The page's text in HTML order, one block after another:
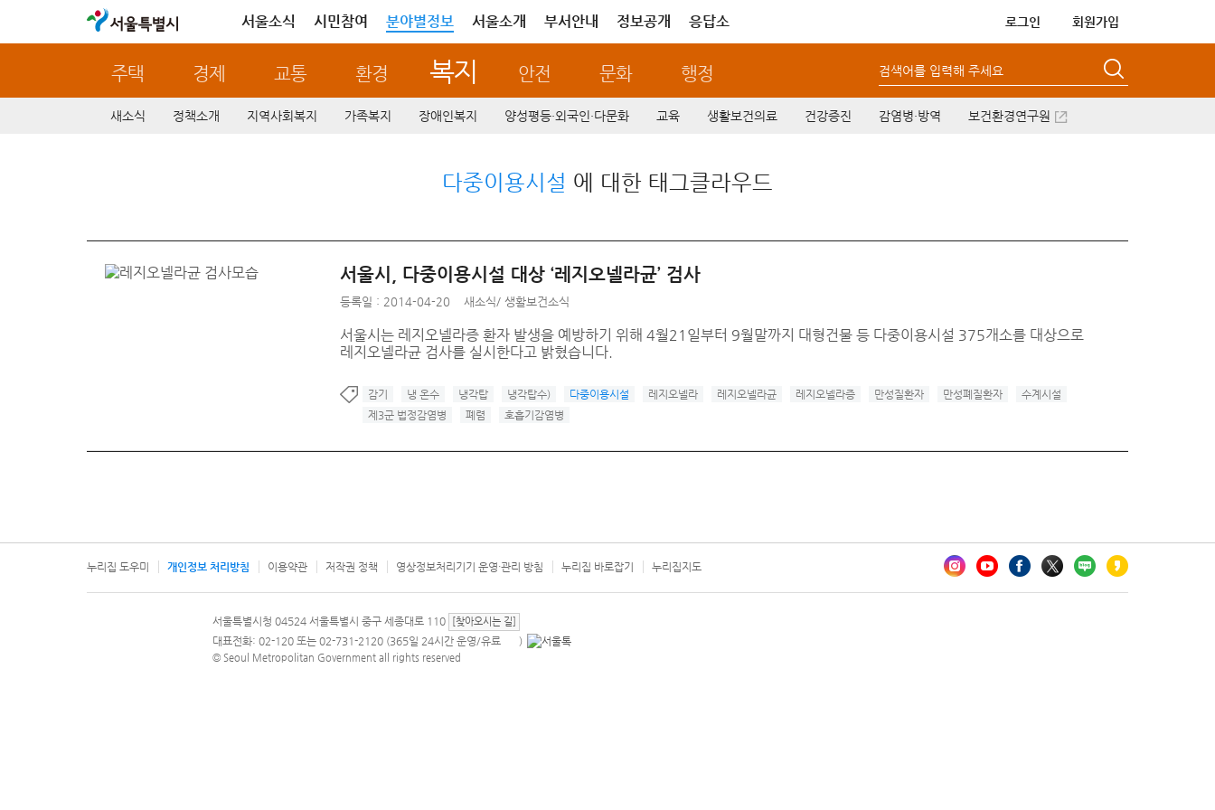
서울특별시 서울소식 시민참여 분야별정보 서울소개 부서안내 정보공개 응답소 로그인 회원가입
주택 경제 교통 환경 복지 안전 문화 행정 검색어를 입력해 주세요
새소식 정책소개 지역사회복지 가족복지 장애인복지 양성평등·외국인·다문화 교육 생활보건의료 건강증진 감염병·방역 보건환경연구원
다중이용시설 에 대한 태그클라우드
서울시, 다중이용시설 대상 ‘레지오넬라균’ 검사
등록일 : 2014-04-20 새소식/ 생활보건소식
서울시는 레지오넬라증 환자 발생을 예방하기 위해 4월21일부터 9월말까지 대형건물 등 다중이용시설 375개소를 대상으로
레지오넬라균 검사를 실시한다고 밝혔습니다.
감기 냉 온수 냉각탑 냉각탑수) 다중이용시설 레지오넬라 레지오넬라균 레지오넬라증 만성질환자 만성폐질환자
수계시설
제3군 법정감염병
폐렴 호흡기감염병
누리집 도우미 개인정보 처리방침 이용약관 저작권 정책 영상정보처리기기 운영·관리 방침 누리집 바로잡기 누리집지도
문의 전화번호 120, 120 다산콜재단
서울특별시청 04524 서울특별시 중구 세종대로 110 [찾아오시는 길]
대표전화: 02-120 또는 02-731-2120 (365일 24시간 운영/유료 안내팝업 열기
)
© Seoul Metropolitan Government all rights reserved